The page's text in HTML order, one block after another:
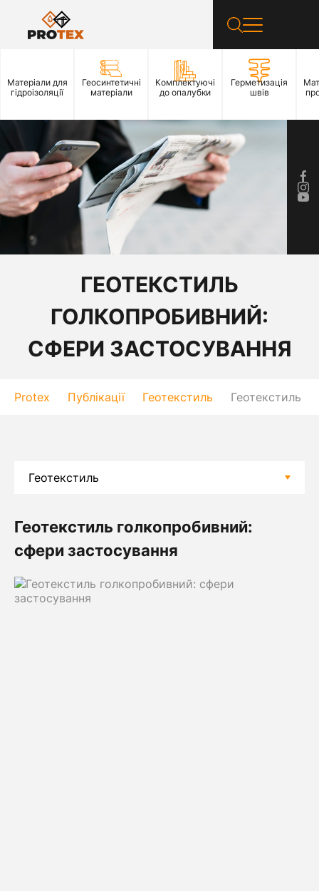
Матеріали для
гідроізоляції
Геосинтетичні
матеріали
Комплектуючі
до опалубки
Герметизація
швів
ГЕОТЕКСТИЛЬ
ГОЛКОПРОБИВНИЙ:
СФЕРИ ЗАСТОСУВАННЯ
Protex Публікації Геотекстиль Геотекстиль
Геотекстиль голкопробивний:
сфери застосування